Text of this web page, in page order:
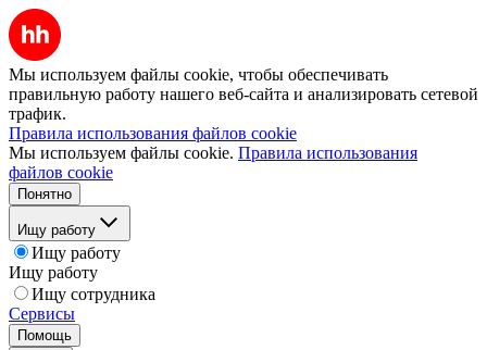
Мы используем файлы cookie, чтобы обеспечивать
правильную работу нашего веб-сайта и анализировать сетевой
трафик.
Правила использования файлов cookie
Мы используем файлы cookie. Правила использования
файлов cookie
Понятно
Ищу работу
Ищу работу
Ищу работу
Ищу сотрудника
Сервисы
Помощь